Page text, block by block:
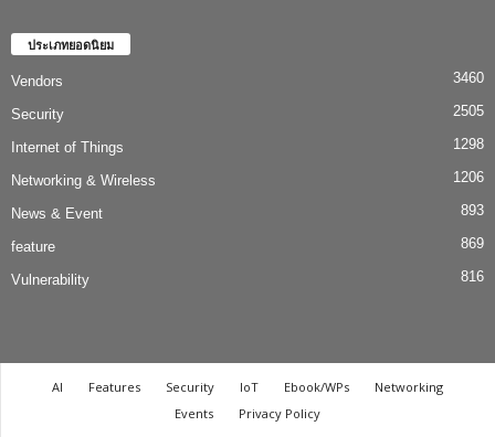
ประเภทยอดนิยม
Vendors 3460
Security 2505
Internet of Things 1298
Networking & Wireless 1206
News & Event 893
feature 869
Vulnerability 816
AI Features Security IoT Ebook/WPs
Networking
Events
Privacy Policy